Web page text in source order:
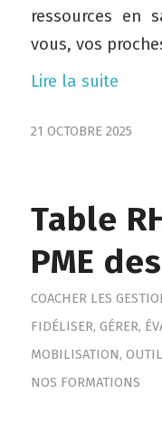
ressources en
vous, vos
Lire la suite
21 OCTOBRE 2025
Table
PME
COACHER LES
FIDÉLISER, GÉRER,
MOBILISATION,
NOS FORMATIONS